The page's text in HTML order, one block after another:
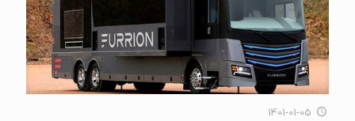
1401-01-05